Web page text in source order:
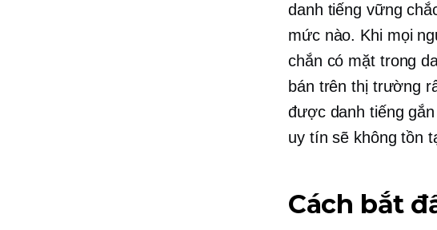
danh tiếng vững
mức nào. Khi mọi
chắn có mặt trong
bán trên thị trường
được danh tiếng
uy tín sẽ không tồn
Cách bắt